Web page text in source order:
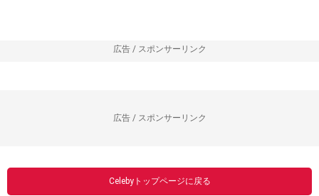
広告 / スポンサーリンク
広告 / スポンサーリンク
Celebyトップページに戻る